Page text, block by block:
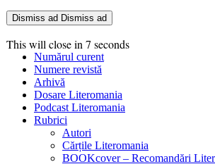
Dismiss ad Dismiss ad
This will close in 6 seconds
Numărul curent
Numere revistă
Arhivă
Dosare Literomania
Podcast Literomania
Rubrici
Autori
Cărțile Literomania
BOOKcover – Recomandări